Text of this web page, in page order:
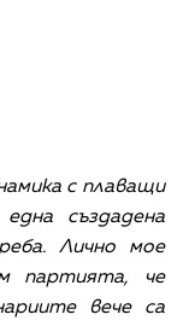
с плаващи
създадена
Лично мое
партията, че
вече са